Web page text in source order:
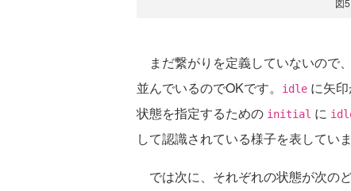
まだ繋がりを定義していないので
並んでいるのでOKです。
idle に矢
状態を指定するための initial に
して認識されている様子を表していま
では次に、それぞれの状態が次の